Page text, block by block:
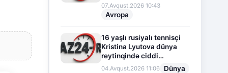
07.Avqust.2026 10:43
Avropa
16 yaşlı rusiyalı tennisçi
Kristina Lyutova dünya
reytinqində ciddi
irəliləyişə imza atdı
04.Avqust.2026 11:06 Dünya